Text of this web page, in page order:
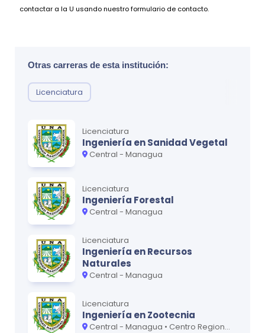
contactar a la U usando nuestro formulario de contacto.
Otras carreras de esta institución:
Licenciatura
Licenciatura
Ingeniería en Sanidad Vegetal
Central - Managua
Licenciatura
Ingeniería Forestal
Central - Managua
Licenciatura
Ingeniería en Recursos
Naturales
Central - Managua
Licenciatura
Ingeniería en Zootecnia
Central - Managua • Centro Regional UNA-Juigalpa